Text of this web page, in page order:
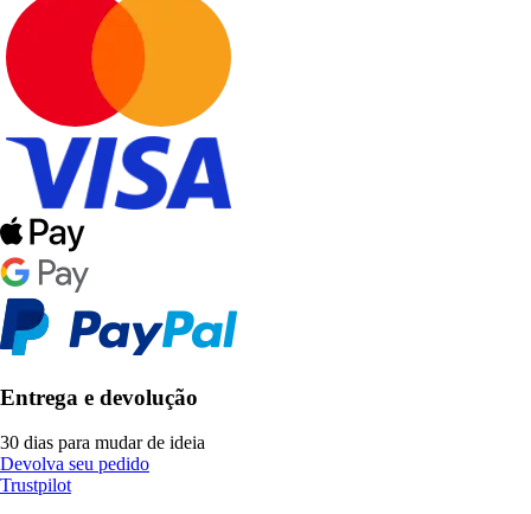
Entrega e devolução
30 dias para mudar de ideia
Devolva seu pedido
Trustpilot